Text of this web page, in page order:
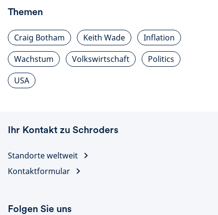
Themen
Craig Botham Keith Wade
Inflation
Wachstum
Volkswirtschaft
Politics
USA
Ihr Kontakt zu Schroders
Standorte weltweit
Kontaktformular
Folgen Sie uns